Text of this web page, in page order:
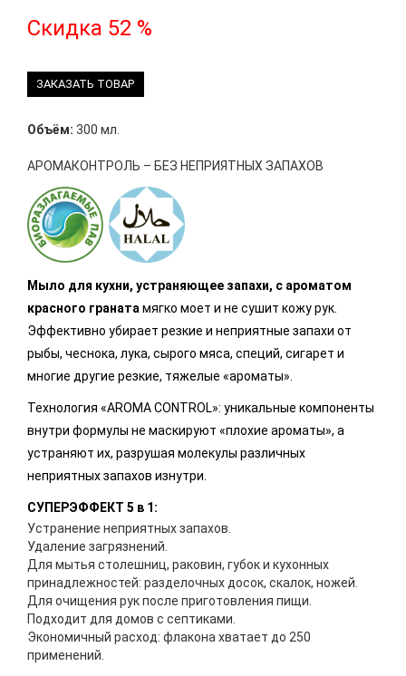
Скидка 52 %
ЗАКАЗАТЬ ТОВАР
Объём: 300 мл.
АРОМАКОНТРОЛЬ – БЕЗ НЕПРИЯТНЫХ ЗАПАХОВ
Мыло для кухни, устраняющее запахи, с ароматом
красного граната мягко моет и не сушит кожу рук.
Эффективно убирает резкие и неприятные запахи от
рыбы, чеснока, лука, сырого мяса, специй, сигарет и
многие другие резкие, тяжелые «ароматы».
Технология «AROMA CONTROL»: уникальные компоненты
внутри формулы не маскируют «плохие ароматы», а
устраняют их, разрушая молекулы различных
неприятных запахов изнутри.
СУПЕРЭФФЕКТ 5 в 1:
Устранение неприятных запахов.
Удаление загрязнений.
Для мытья столешниц, раковин, губок и кухонных
принадлежностей: разделочных досок, скалок, ножей.
Для очищения рук после приготовления пищи.
Подходит для домов с септиками.
Экономичный расход: флакона хватает до 250
применений.